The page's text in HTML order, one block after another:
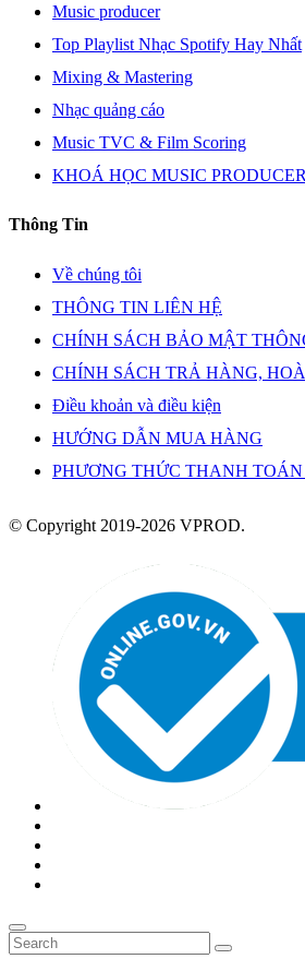
Music producer
Top Playlist Nhạc Spotify Hay Nhất
Mixing & Mastering
Nhạc quảng cáo
Music TVC & Film Scoring
KHOÁ HỌC MUSIC PRODUCER
Thông Tin
Về chúng tôi
THÔNG TIN LIÊN HỆ
CHÍNH SÁCH BẢO MẬT
CHÍNH SÁCH TRẢ HÀNG,
Điều khoản và điều kiện
HƯỚNG DẪN MUA HÀNG
PHƯƠNG THỨC THANH
© Copyright 2019-2026 VPROD.